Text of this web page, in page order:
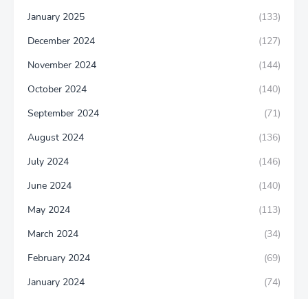
January 2025
(133)
December 2024
(127)
November 2024
(144)
October 2024
(140)
September 2024
(71)
August 2024
(136)
July 2024
(146)
June 2024
(140)
May 2024
(113)
March 2024
(34)
February 2024
(69)
January 2024
(74)